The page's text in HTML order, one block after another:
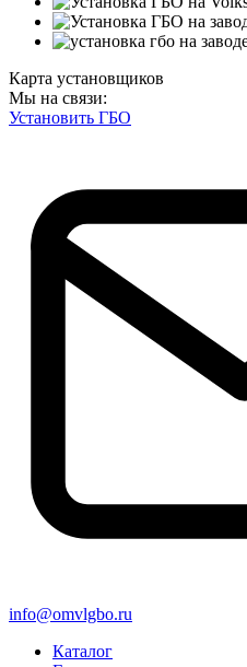
Карта установщиков
Мы на связи:
Установить ГБО
info@omvlgbo.ru
Каталог